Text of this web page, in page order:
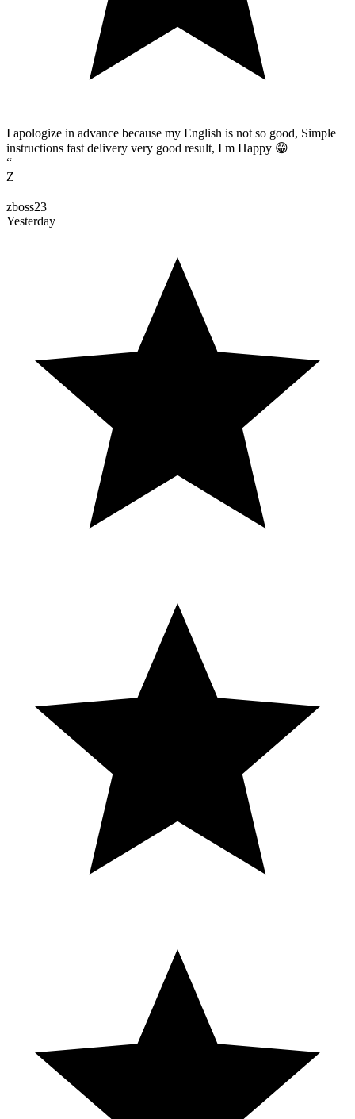
I apologize in advance because my English is not so good, Simple
instructions fast delivery very good result, I m Happy 😁
“
Z
zboss23
Yesterday